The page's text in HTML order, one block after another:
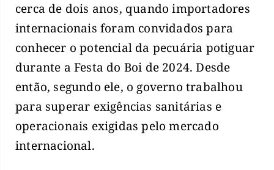
cerca de dois anos, quando importadores
internacionais foram convidados para
conhecer o potencial da pecuária potiguar
durante a Festa do Boi de 2024. Desde
então, segundo ele, o governo trabalhou
para superar exigências sanitárias e
operacionais exigidas pelo mercado
internacional.